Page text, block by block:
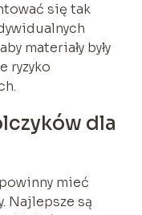
się tak
materiały były
ryzyko
dla
mieć
Najlepsze są